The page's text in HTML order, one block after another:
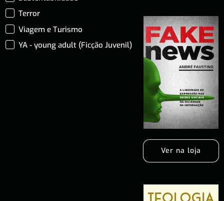
Terror
Viagem e Turismo
YA - young adult (Ficção Juvenil)
Ver na loja